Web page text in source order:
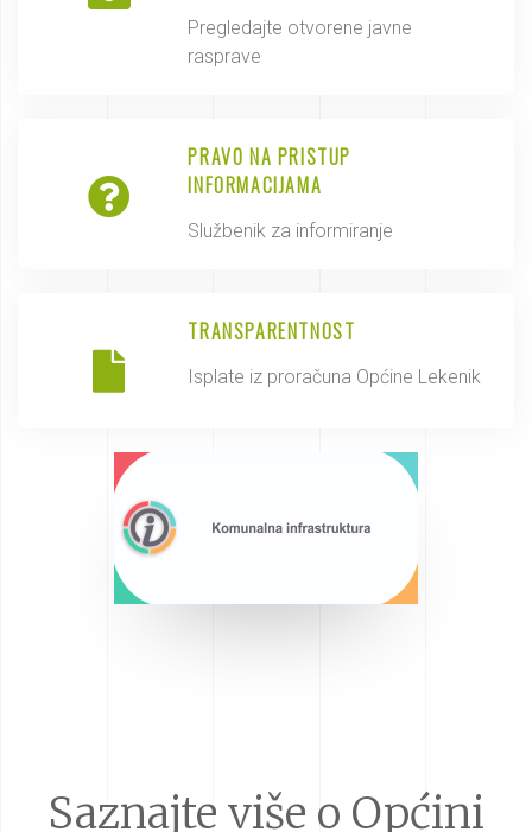
Pregledajte otvorene javne
rasprave
PRAVO NA PRISTUP
INFORMACIJAMA
Službenik za informiranje
TRANSPARENTNOST
Isplate iz proračuna Općine Lekenik
Saznajte više o Općini